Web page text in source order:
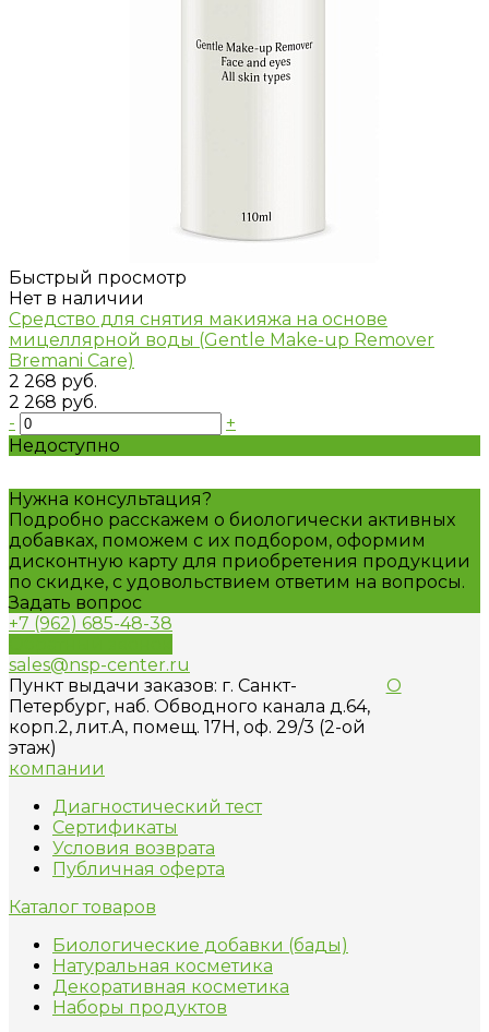
Быстрый просмотр
Нет в наличии
Cредство для снятия макияжа на основе
мицеллярной воды (Gentle Make-up Remover
Bremani Care)
2 268 руб.
2 268 руб.
-
+
Недоступно
Нужна консультация?
Подробно расскажем о биологически активных
добавках, поможем с их подбором, оформим
дисконтную карту для приобретения продукции
по скидке, с удовольствием ответим на вопросы.
Задать вопрос
+7 (962) 685-48-38
sales@nsp-center.ru
Пункт выдачи заказов: г. Санкт-
Петербург, наб. Обводного канала д.64,
корп.2, лит.А, помещ. 17H, оф. 29/3 (2-ой
этаж)
О
компании
Диагностический тест
Сертификаты
Условия возврата
Публичная оферта
Каталог товаров
Биологические добавки (бады)
Натуральная косметика
Декоративная косметика
Наборы продуктов